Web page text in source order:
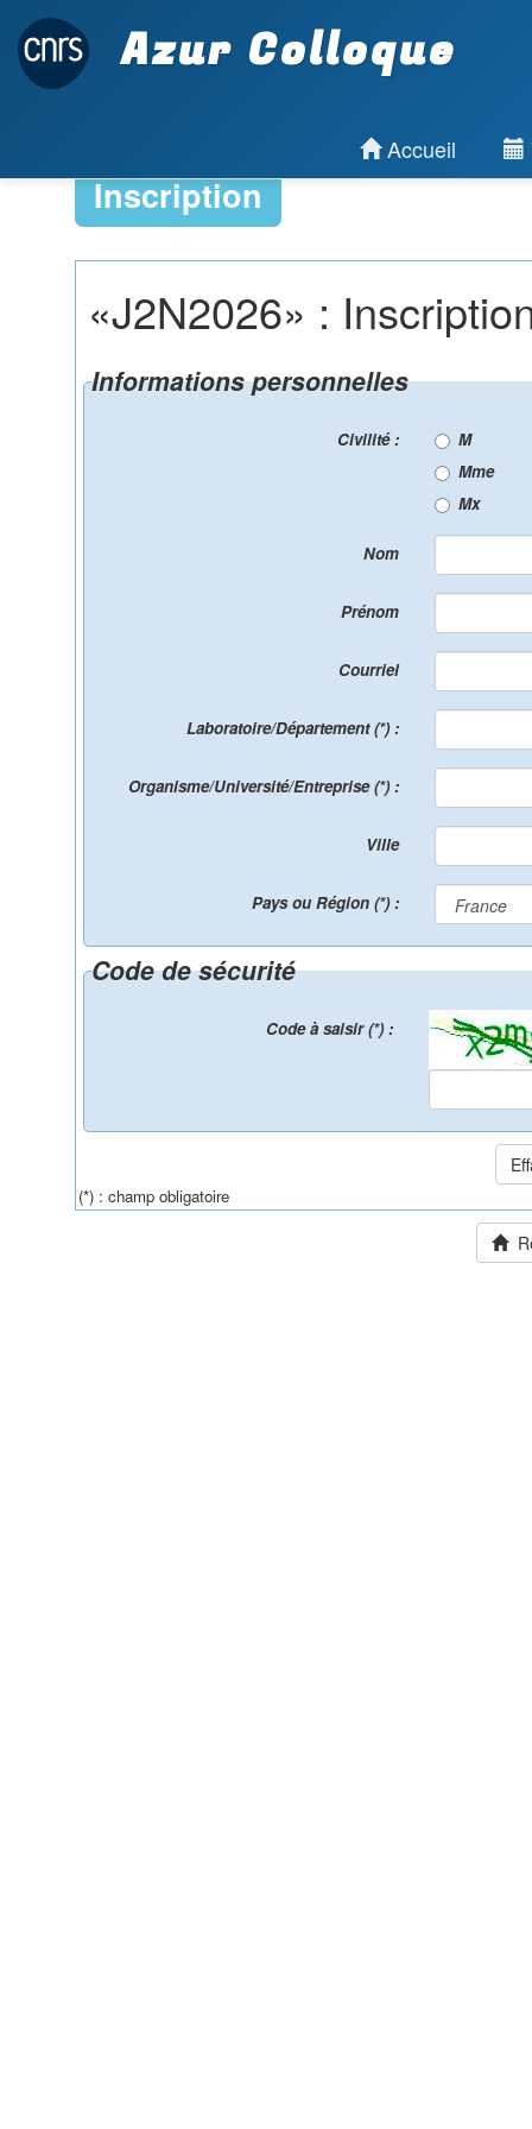
Azur Colloque
Accueil
Inscription
«J2N2026» :
Informations personnelles
Civilité :
M
Mme
Mx
Nom
Prénom
Courriel
Laboratoire/Département (*) :
Organisme/Université/Entreprise (*) :
Ville
Pays ou Région (*) :
Code de sécurité
Code à saisir (*) :
(*) : champ obligatoire